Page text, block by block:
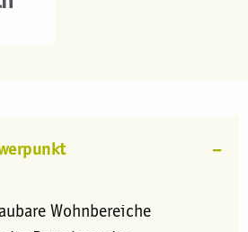
Wohnbereiche